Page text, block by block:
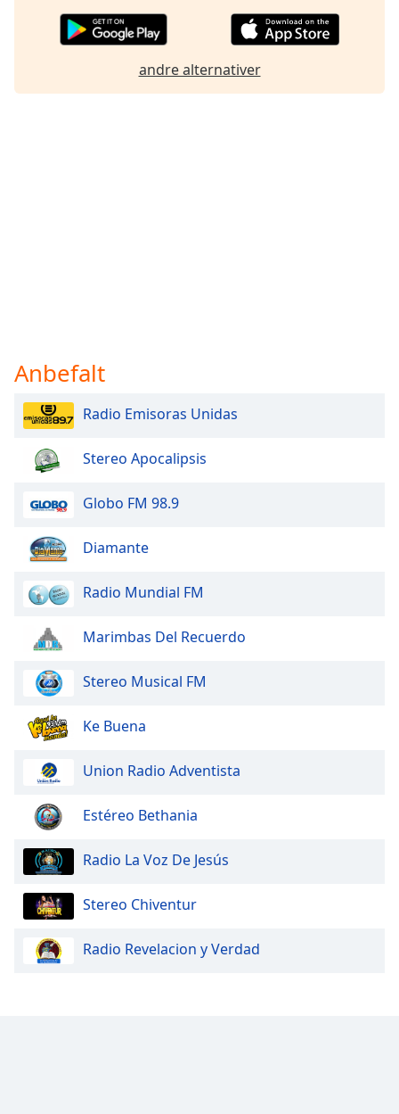
andre alternativer
Anbefalt
Radio Emisoras Unidas
Stereo Apocalipsis
Globo FM 98.9
Diamante
Radio Mundial FM
Marimbas Del Recuerdo
Stereo Musical FM
Ke Buena
Union Radio Adventista
Estéreo Bethania
Radio La Voz De Jesús
Stereo Chiventur
Radio Revelacion y Verdad